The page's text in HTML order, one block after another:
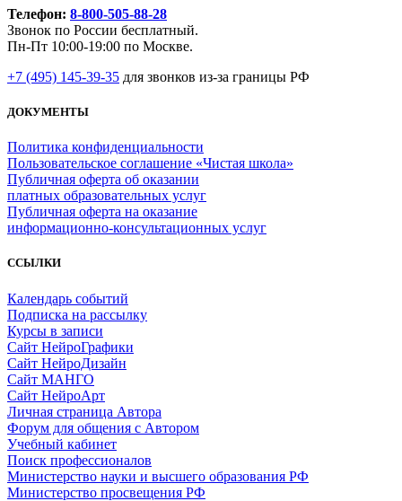
Телефон: 8-800-505-88-28
Звонок по России бесплатный.
Пн-Пт 10:00-19:00 по Москве.
+7 (495) 145-39-35 для звонков из-за границы РФ
ДОКУМЕНТЫ
Политика конфиденциальности
Пользовательское соглашение «Чистая школа»
Публичная оферта об оказании
платных образовательных услуг
Публичная оферта на оказание
информационно‑консультационных услуг
ССЫЛКИ
Календарь событий
Подписка на рассылку
Курсы в записи
Сайт НейроГрафики
Сайт НейроДизайн
Сайт МАНГО
Сайт НейроАрт
Личная страница Автора
Форум для общения с Автором
Учебный кабинет
Поиск профессионалов
Министерство науки и высшего образования РФ
Министерство просвещения РФ